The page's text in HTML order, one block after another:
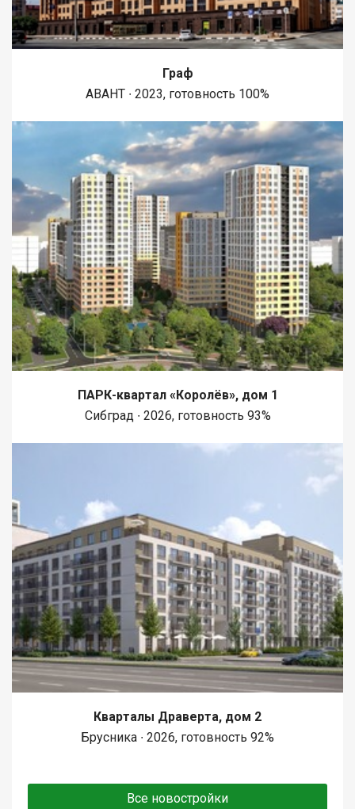
Граф
АВАНТ ∙ 2023, готовность 100%
ПАРК-квартал «Королёв», дом 1
Сибград ∙ 2026, готовность 93%
Кварталы Драверта, дом 2
Брусника ∙ 2026, готовность 92%
Все новостройки